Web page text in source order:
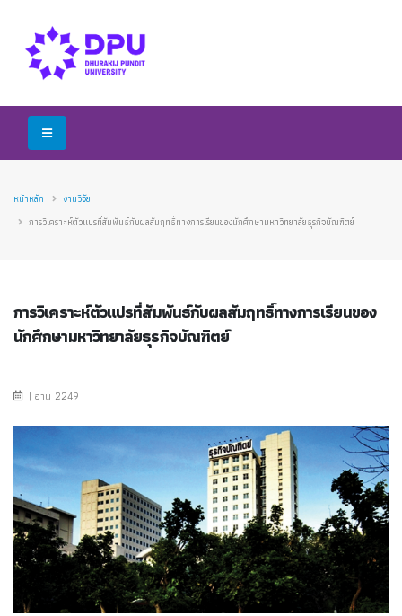
หน้าหลัก
งานวิจัย
การวิเคราะห์ตัวแปรที่สัมพันธ์กับผลสัมฤทธิ์ทางการเรียนของนักศึกษามหาวิทยาลัยธุรกิจบัณฑิตย์
การวิเคราะห์ตัวแปรที่สัมพันธ์กับผลสัมฤทธิ์ทางการเรียนของ
นักศึกษามหาวิทยาลัยธุรกิจบัณฑิตย์
| อ่าน 2249